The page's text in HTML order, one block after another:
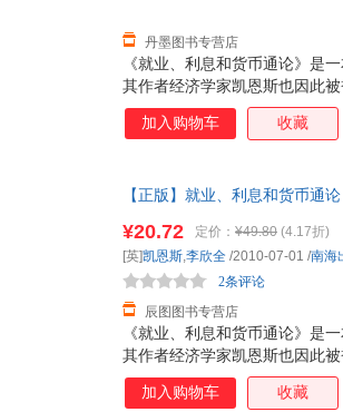
《就业、利息和货币通论》是
其作者经济学家凯恩斯也因此
奠定了宏观经济学的基础， 并
论》并称为影响人类历史进程
业、利息和货币通论》”作为“
丹墨图书专营店
加入购物车 收藏
【正版】就业、利息和货币通
《就业、利息和货币通论》是
其作者经济学家凯恩斯也因此
奠定了宏观经济学的基础， 并
论》并称为影响人类历史进程
¥20.72 定价： ¥49.80 (4.17折)
辰图图书专营店
2条评论
[英]凯恩斯,李欣全 /2010-07-01 /南海
加入购物车 收藏